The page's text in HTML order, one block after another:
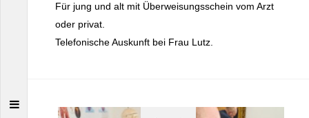
Für jung und alt mit Überweisungsschein vom Arzt
oder privat.
Telefonische Auskunft bei Frau Lutz.